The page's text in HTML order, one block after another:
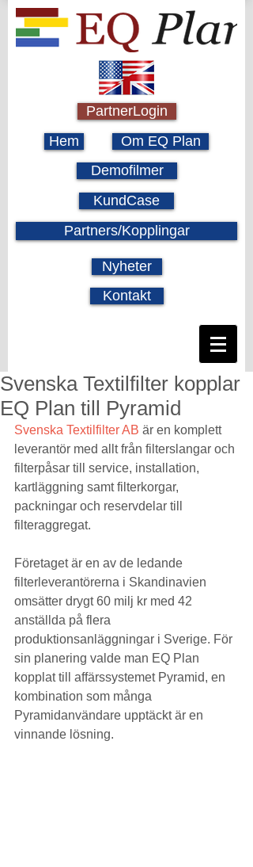
PartnerLogin
Hem
Om EQ Plan
Demofilmer
KundCase
Partners/Kopplingar
Nyheter
Kontakt
Svenska Textilfilter kopplar
EQ Plan till Pyramid
Svenska Textilfilter AB är en komplett
leverantör med allt från filter­slangar och
filter­påsar till service, installation,
kartläggning samt filterkorgar,
packningar och reservdelar till
filteraggregat.
Företaget är en av de ledande
filterleverantör­erna i Skandinavien
omsätter drygt 60 milj kr med 42
anställda på flera
produktionsanläggningar i Sverige. För
sin planering valde man EQ Plan
kopplat till affärssystemet Pyramid, en
kombination som många
Pyramidanvändare upptäckt är en
vinnande lösning.